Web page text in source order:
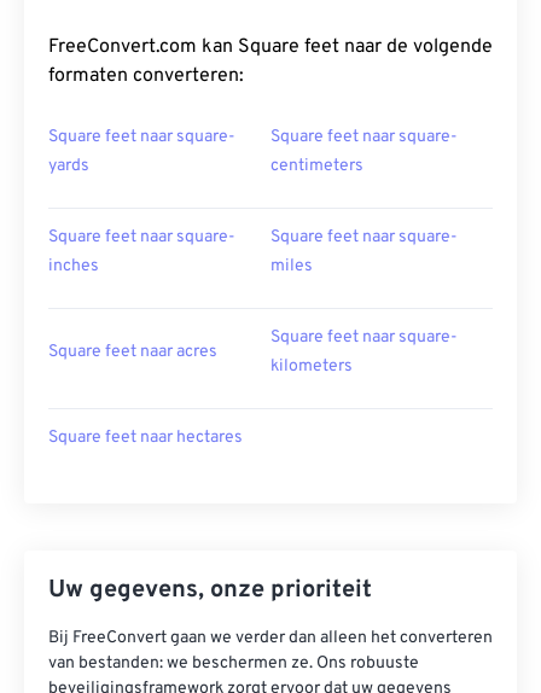
FreeConvert.com kan Square feet naar de volgende
formaten converteren:
Square feet naar square-
yards
Square feet naar square-
centimeters
Square feet naar square-
inches
Square feet naar square-
miles
Square feet naar acres
Square feet naar square-
kilometers
Square feet naar hectares
Uw gegevens, onze prioriteit
Bij FreeConvert gaan we verder dan alleen het converteren
van bestanden: we beschermen ze. Ons robuuste
beveiligingsframework zorgt ervoor dat uw gegevens